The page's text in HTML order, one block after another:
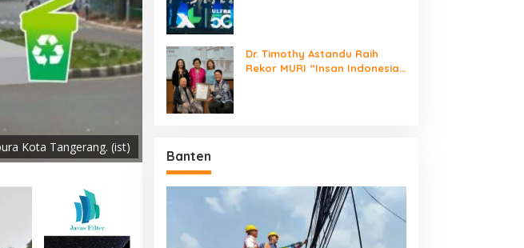
Kota Tangerang. (ist)
Dr. Timothy Astandu Raih
Rekor MURI “Insan Indonesia
Banten